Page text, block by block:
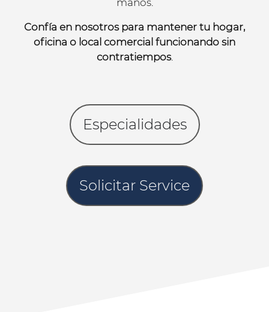
Confía en nosotros para mantener tu hogar,
oficina o local comercial funcionando sin
contratiempos.
Especialidades
Solicitar Service